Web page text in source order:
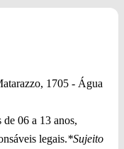
1705 - Água
de 06 a 13 anos,
legais.*Sujeito